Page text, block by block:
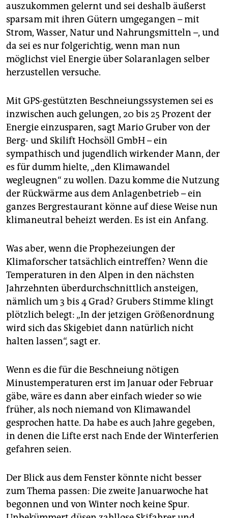
auszukommen gelernt und sei deshalb äußerst
sparsam mit ihren Gütern umgegangen – mit
Strom, Wasser, Natur und Nahrungsmitteln –, und
da sei es nur folgerichtig, wenn man nun
möglichst viel Energie über Solaranlagen selber
herzustellen versuche.
Mit GPS-gestützten Beschneiungssystemen sei es
inzwischen auch gelungen, 20 bis 25 Prozent der
Energie einzusparen, sagt Mario Gruber von der
Berg- und Skilift Hochsöll GmbH – ein
sympathisch und jugendlich wirkender Mann, der
es für dumm hielte, „den Klimawandel
wegleugnen“ zu wollen. Dazu komme die Nutzung
der Rückwärme aus dem Anlagenbetrieb – ein
ganzes Bergrestaurant könne auf diese Weise nun
klimaneutral beheizt werden. Es ist ein Anfang.
Was aber, wenn die Prophezeiungen der
Klimaforscher tatsächlich eintreffen? Wenn die
Temperaturen in den Alpen in den nächsten
Jahrzehnten überdurchschnittlich ansteigen,
nämlich um 3 bis 4 Grad? Grubers Stimme klingt
plötzlich belegt: „In der jetzigen Größenordnung
wird sich das Skigebiet dann natürlich nicht
halten lassen“, sagt er.
Wenn es die für die Beschneiung nötigen
Minustemperaturen erst im Januar oder Februar
gäbe, wäre es dann aber einfach wieder so wie
früher, als noch niemand von Klimawandel
gesprochen hatte. Da habe es auch Jahre gegeben,
in denen die Lifte erst nach Ende der Winterferien
gefahren seien.
Der Blick aus dem Fenster könnte nicht besser
zum Thema passen: Die zweite Januarwoche hat
begonnen und von Winter noch keine Spur.